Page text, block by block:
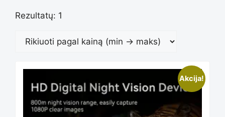
Rezultatų: 1
Akcija!